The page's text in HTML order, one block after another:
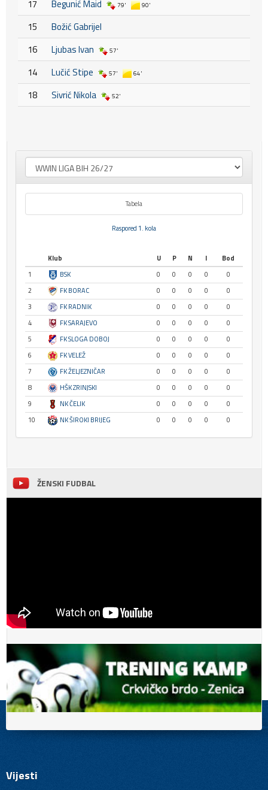
17 Begunić Maid 79' 90'
15
Božić Gabrijel
16
Ljubas Ivan 57'
14 Lučić Stipe 57' 64'
18 Sivrić Nikola 52'
Tabela
Raspored 1. kola
Klub U P N I
Bod
1
BSK 0 0 0 0
0
2
FK BORAC 0 0 0 0
0
3
FK RADNIK 0 0 0 0
0
4
FK SARAJEVO 0 0 0 0
0
5
FK SLOGA DOBOJ 0 0 0 0
0
6
FK VELEŽ 0 0 0 0
0
7
FK ŽELJEZNIČAR 0 0 0 0
0
8
HŠK ZRINJSKI 0 0 0 0
0
9
NK ČELIK 0 0 0 0
0
10
NK ŠIROKI BRIJEG 0 0 0 0 0
ŽENSKI FUDBAL
Vijesti